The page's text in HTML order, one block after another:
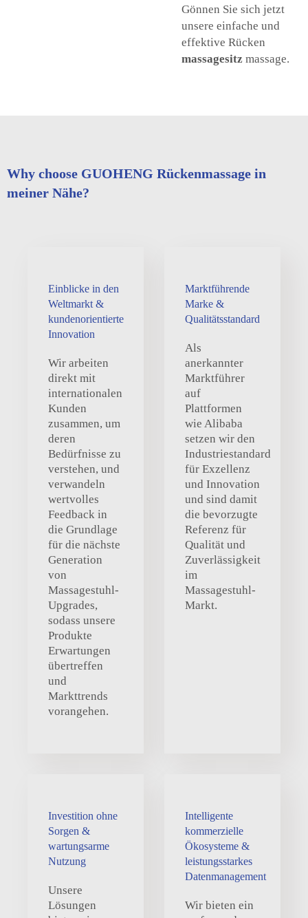
Gönnen Sie sich jetzt
unsere einfache und
effektive Rücken
massagesitz massage.
Why choose GUOHENG Rückenmassage in
meiner Nähe?
Einblicke in den
Weltmarkt &
kundenorientierte
Innovation
Wir arbeiten
direkt mit
internationalen
Kunden
zusammen, um
deren
Bedürfnisse zu
verstehen, und
verwandeln
wertvolles
Feedback in
die Grundlage
für die nächste
Generation
von
Massagestuhl-
Upgrades,
sodass unsere
Produkte
Erwartungen
übertreffen
und
Markttrends
vorangehen.
Marktführende
Marke &
Qualitätsstandard
Als
anerkannter
Marktführer
auf
Plattformen
wie Alibaba
setzen wir den
Industriestandard
für Exzellenz
und Innovation
und sind damit
die bevorzugte
Referenz für
Qualität und
Zuverlässigkeit
im
Massagestuhl-
Markt.
Investition ohne
Sorgen &
wartungsarme
Nutzung
Unsere
Lösungen
Intelligente
kommerzielle
Ökosysteme &
leistungsstarkes
Datenmanagement
Wir bieten ein